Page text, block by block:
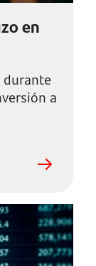
en
durante
a